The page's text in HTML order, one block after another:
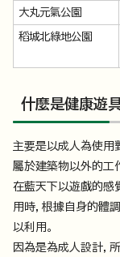
大丸元氣公園
稻城北綠地公園
什麼是健康遊
主要是以成人為使用
屬於建築物以外的工
在藍天下以遊戲的感
用時，根據自身的體
以利用。
因為是為成人設計，